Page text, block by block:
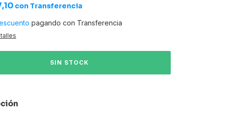
con Transferencia
pagando con Transferencia